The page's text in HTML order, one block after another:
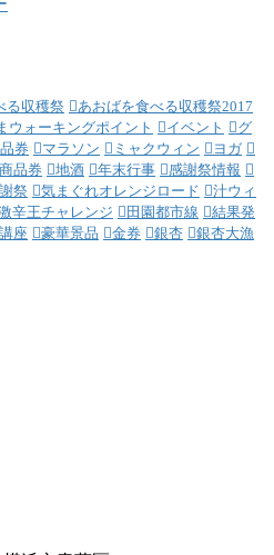
る収穫祭
あおばを食べる収穫祭2017
ウォーキングポイント イベント
グ
券 マラソン ミャクウィン
ヨガ
商品券 地酒 年末行事
感謝祭情報
祭 気まぐれオレンジロード
汁ウィ
辛王チャレンジ 田園都市線
結果発
講座 豪華景品 金券 銀杏
銀杏大漁